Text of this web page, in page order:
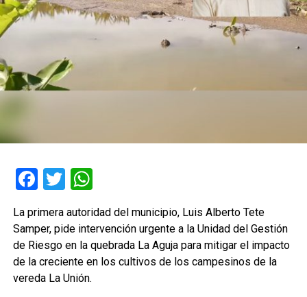
Facebook
TwitterWhatsApp
La primera autoridad del municipio, Luis Alberto Tete
Samper, pide intervención urgente a la Unidad del Gestión
de Riesgo en la quebrada La Aguja para mitigar el impacto
de la creciente en los cultivos de los campesinos de la
vereda La Unión.